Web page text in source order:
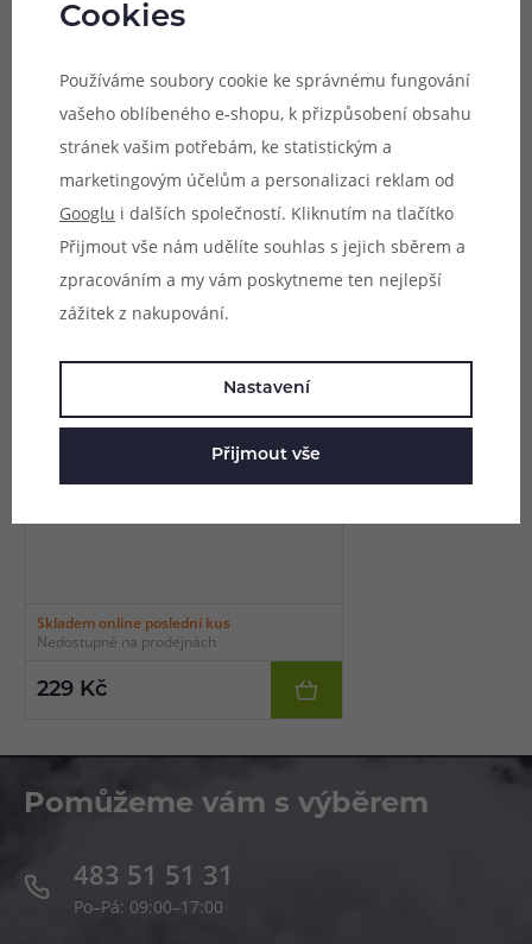
airflow, tento kroužek můžete zakoupit samostatnězde
Parametry
Zeptejte se (0)
Mohlo by se vám líbit
Skladem online poslední kus
Nedostupné na prodejnách
229 Kč
Pomůžeme vám s výběrem
483 51 51 31
Po–Pá: 09:00–17:00
Cookies
Používáme soubory cookie ke správnému fungování
vašeho oblíbeného e-shopu, k přizpůsobení obsahu
stránek vašim potřebám, ke statistickým a
marketingovým účelům a personalizaci reklam od
Googlu i dalších společností. Kliknutím na tlačítko
Přijmout vše nám udělíte souhlas s jejich sběrem a
zpracováním a my vám poskytneme ten nejlepší
zážitek z nakupování.
Nastavení
Přijmout vše